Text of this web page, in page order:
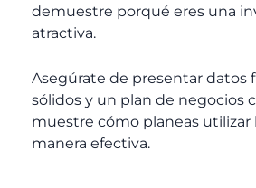
demuestre porqué eres una
atractiva.
Asegúrate de presentar datos
sólidos y un plan de negocios
muestre cómo planeas utilizar
manera efectiva.